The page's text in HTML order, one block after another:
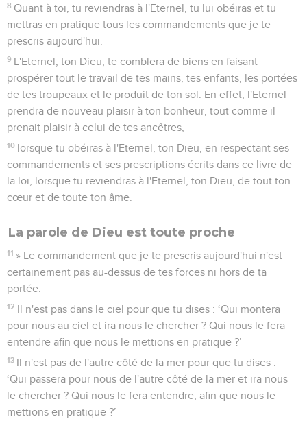
8 Quant à toi, tu reviendras à l'Eternel, tu lui obéiras et tu
mettras en pratique tous les commandements que je te
prescris aujourd'hui.
9 L'Eternel, ton Dieu, te comblera de biens en faisant
prospérer tout le travail de tes mains, tes enfants, les portées
de tes troupeaux et le produit de ton sol. En effet, l'Eternel
prendra de nouveau plaisir à ton bonheur, tout comme il
prenait plaisir à celui de tes ancêtres,
10 lorsque tu obéiras à l'Eternel, ton Dieu, en respectant ses
commandements et ses prescriptions écrits dans ce livre de
la loi, lorsque tu reviendras à l'Eternel, ton Dieu, de tout ton
cœur et de toute ton âme.
La parole de Dieu est toute proche
11 » Le commandement que je te prescris aujourd'hui n'est
certainement pas au-dessus de tes forces ni hors de ta
portée.
12 Il n'est pas dans le ciel pour que tu dises : ‘Qui montera
pour nous au ciel et ira nous le chercher ? Qui nous le fera
entendre afin que nous le mettions en pratique ?’
13 Il n'est pas de l'autre côté de la mer pour que tu dises :
‘Qui passera pour nous de l'autre côté de la mer et ira nous
le chercher ? Qui nous le fera entendre, afin que nous le
mettions en pratique ?’